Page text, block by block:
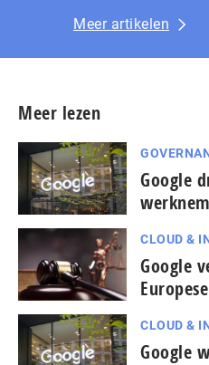
Meer artikelen
Meer lezen
Google
CLOUD &
Google
CLOUD &
Google